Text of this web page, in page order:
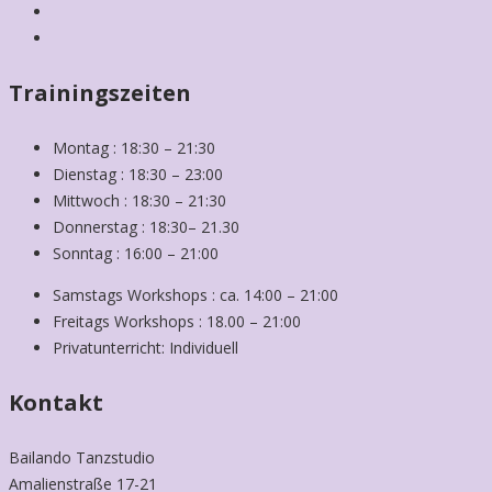
Trainingszeiten
Montag : 18:30 – 21:30
Dienstag : 18:30 – 23:00
Mittwoch : 18:30 – 21:30
Donnerstag : 18:30– 21.30
Sonntag : 16:00 – 21:00
Samstags Workshops : ca. 14:00 – 21:00
Freitags Workshops : 18.00 – 21:00
Privatunterricht: Individuell
Kontakt
Bailando Tanzstudio
Amalienstraße 17-21